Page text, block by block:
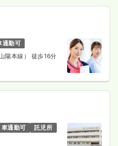
通勤可
陽本線） 徒歩16分
車通勤可
託児所